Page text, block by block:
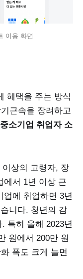
이용 화면
혜택을 주는 방식
근속을 장려하고
중소기업 취업자 소
이상의 고령자, 장
에서 1년 이상 근
업에 취업하면 3년
니다. 청년의 감
특히 올해 2023년
원에서 200만 원
폭도 크게 늘면